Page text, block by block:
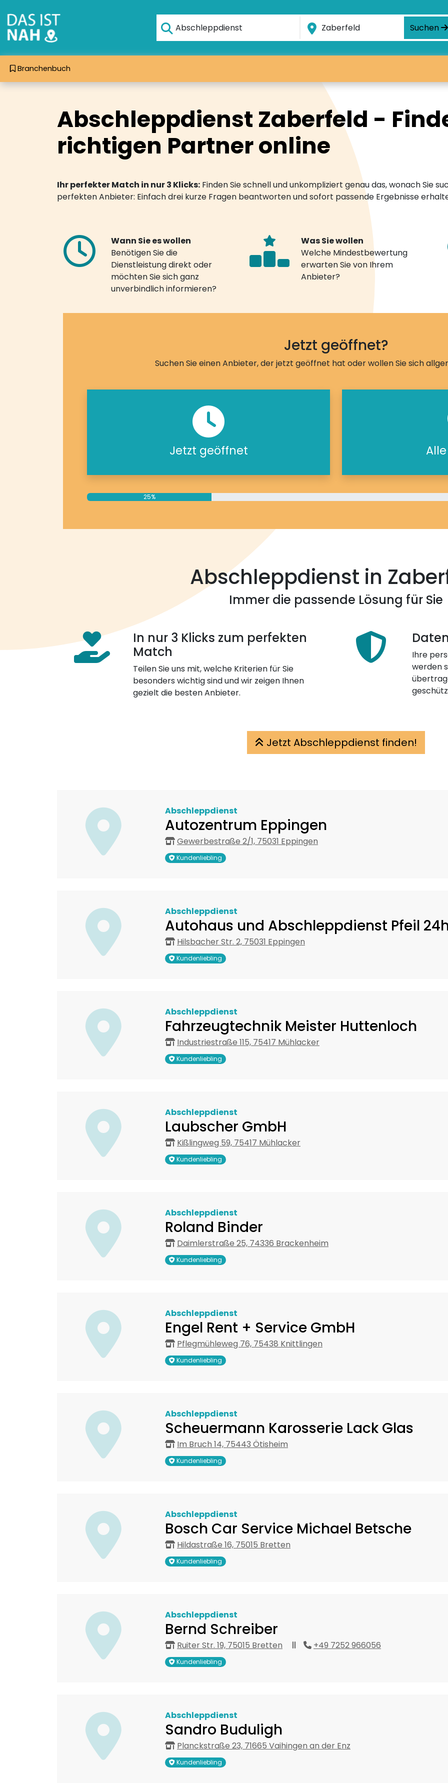
Suchen
Branchenbuch
Abschleppdienst Zaberfeld -
richtigen Partner online
Ihr perfekter Match in nur 3 Klicks: Finden Sie schnell und unkompliziert genau das, wonach Sie
perfekten Anbieter: Einfach drei kurze Fragen beantworten und sofort passende Ergebnisse
Wann Sie es wollen
Benötigen Sie die
Dienstleistung direkt oder
möchten Sie sich ganz
unverbindlich informieren?
Was Sie wollen
Welche Mindestbewertung
erwarten Sie von Ihrem
Anbieter?
Jetzt geöffnet?
Suchen Sie einen Anbieter, der jetzt geöffnet hat oder wollen Sie sich
Jetzt geöffnet
25%
Abschleppdienst in
Immer die passende Lösung für Sie
In nur 3 Klicks zum perfekten
Match
Teilen Sie uns mit, welche Kriterien für Sie
besonders wichtig sind und wir zeigen Ihnen
gezielt die besten Anbieter.
Ihre
werden
Jetzt Abschleppdienst finden!
Abschleppdienst
Autozentrum Eppingen
Gewerbestraße 2/1, 75031 Eppingen
Kundenliebling
Abschleppdienst
Autohaus und Abschleppdienst Pfeil
Hilsbacher Str. 2, 75031 Eppingen
Kundenliebling
Abschleppdienst
Fahrzeugtechnik Meister Huttenloch
Industriestraße 115, 75417 Mühlacker
Kundenliebling
Abschleppdienst
Laubscher GmbH
Kißlingweg 59, 75417 Mühlacker
Kundenliebling
Abschleppdienst
Roland Binder
Daimlerstraße 25, 74336 Brackenheim
Kundenliebling
Abschleppdienst
Engel Rent + Service GmbH
Pflegmühleweg 76, 75438 Knittlingen
Kundenliebling
Abschleppdienst
Scheuermann Karosserie Lack Glas
Im Bruch 14, 75443 Ötisheim
Kundenliebling
Abschleppdienst
Bosch Car Service Michael Betsche
Hildastraße 16, 75015 Bretten
Kundenliebling
Abschleppdienst
Bernd Schreiber
Ruiter Str. 19, 75015 Bretten +49 7252 966056
Kundenliebling
Abschleppdienst
Sandro Buduligh
Planckstraße 23, 71665 Vaihingen an der Enz
Kundenliebling